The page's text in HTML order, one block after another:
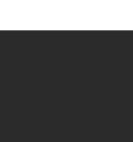
线）